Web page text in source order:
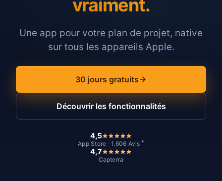
vraiment.
Une app pour votre plan de projet, native
sur tous les appareils Apple.
30 jours gratuits
Découvrir les fonctionnalités
4,5
App Store · 1.606 Avis *
4,7
Capterra